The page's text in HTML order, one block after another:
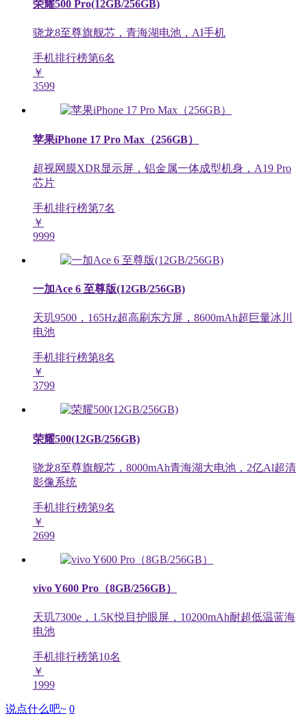
荣耀500 Pro(12GB/256GB)
骁龙8至尊旗舰芯，青海湖电池，AI手机
手机排行榜第6名
￥
3599
苹果iPhone 17 Pro Max（256GB）
超视网膜XDR显示屏，铝金属一体成型机身，A19 Pro
芯片
手机排行榜第7名
￥
9999
一加Ace 6 至尊版(12GB/256GB)
天玑9500，165Hz超高刷东方屏，8600mAh超巨量冰川
电池
手机排行榜第8名
￥
3799
荣耀500(12GB/256GB)
骁龙8至尊旗舰芯，8000mAh青海湖大电池，2亿Al超清
影像系统
手机排行榜第9名
￥
2699
vivo Y600 Pro（8GB/256GB）
天玑7300e，1.5K悦目护眼屏，10200mAh耐超低温蓝海
电池
手机排行榜第10名
￥
1999
说点什么吧~ 0